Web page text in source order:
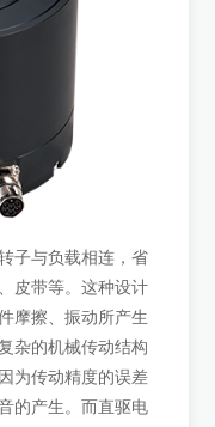
子与负载相连，省
皮带等。这种设计
摩擦、振动所产生
杂的机械传动结构
为传动精度的误差
的产生。而直驱电